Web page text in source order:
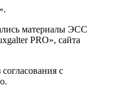
материалы ЭСС
PRO», сайта
с